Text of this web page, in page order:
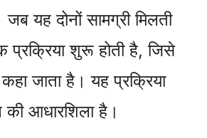
जब यह दोनों सामग्री मिलती
प्रक्रिया शुरू होती है, जिसे
जाता है। यह प्रक्रिया
की आधारशिला है।